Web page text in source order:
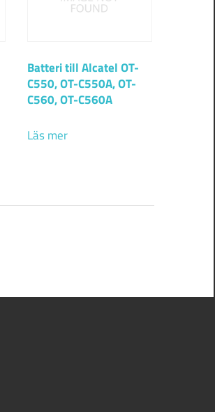
Batteri till Alcatel OT-
C550, OT-C550A, OT-
C560, OT-C560A
Läs mer